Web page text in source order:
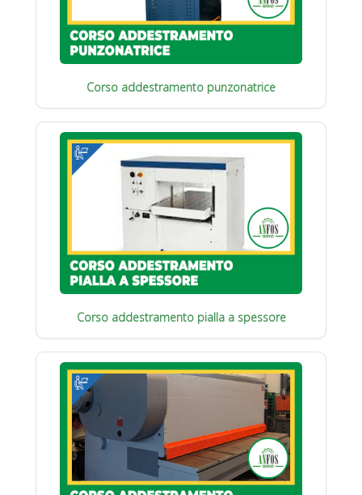
Corso addestramento punzonatrice
Corso addestramento pialla a spessore